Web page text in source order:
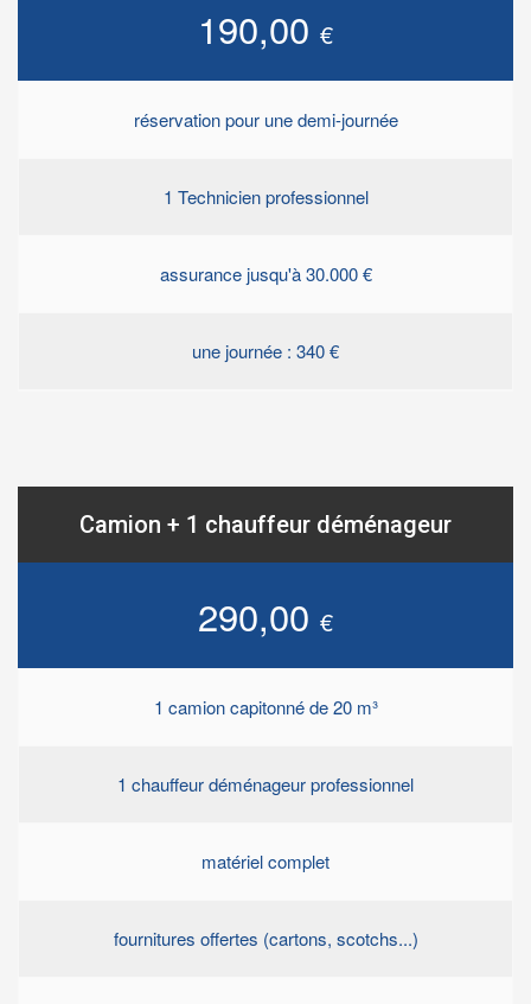
190,00 €
réservation pour une demi-journée
1 Technicien professionnel
assurance jusqu'à 30.000 €
une journée : 340 €
Camion + 1 chauffeur déménageur
290,00 €
1 camion capitonné de 20 m³
1 chauffeur déménageur professionnel
matériel complet
fournitures offertes (cartons, scotchs...)